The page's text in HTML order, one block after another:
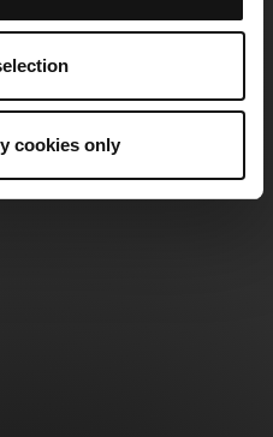
cookies only